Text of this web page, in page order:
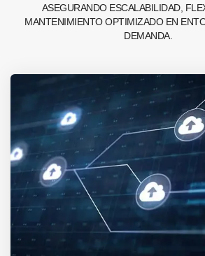
ASEGURANDO ESCALABILIDAD,
MANTENIMIENTO OPTIMIZADO EN
DEMANDA.